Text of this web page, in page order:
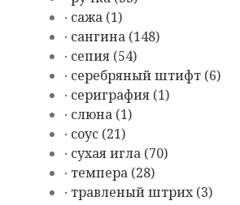
∙ сажа (1)
∙ сангина (148)
∙ сепия (54)
∙ серебряный штифт (6)
∙ сериграфия (1)
∙ слюна (1)
∙ соус (21)
∙ сухая игла (70)
∙ темпера (28)
∙ травленый штрих (3)